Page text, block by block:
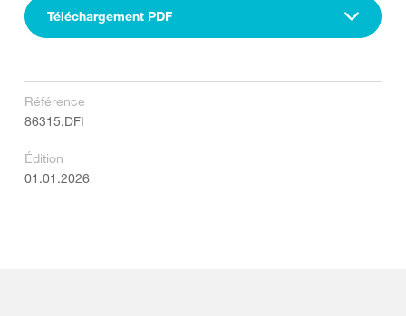
Téléchargement PDF
Référence
86315.DFI
Édition
01.01.2026